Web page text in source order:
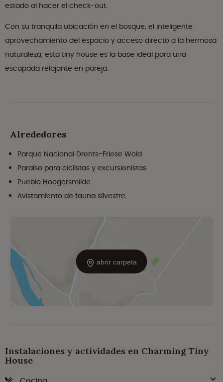
estado al hacer el check-out.
Con su tranquila ubicación en el bosque, el inteligente
aprovechamiento del espacio y acceso directo a la hermosa
naturaleza, esta tiny house es la base ideal para una
escapada relajante en pareja.
abrir carpeta
Alrededores
Parque Nacional Drents-Friese Wold
Paraíso para ciclistas y excursionistas
Pueblo Hoogersmilde
Avistamiento de fauna silvestre
Instalaciones y actividades en Charming Tiny
House